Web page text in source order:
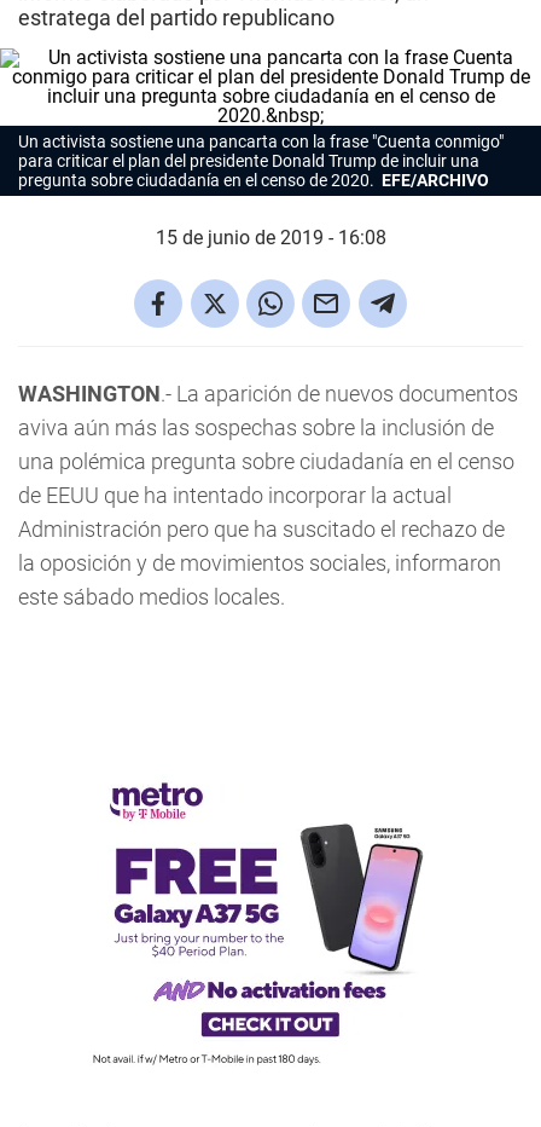
estratega del partido republicano
Un activista sostiene una pancarta con la frase "Cuenta conmigo"
para criticar el plan del presidente Donald Trump de incluir una
pregunta sobre ciudadanía en el censo de 2020. EFE/ARCHIVO
15 de junio de 2019 - 16:08
WASHINGTON.- La aparición de nuevos documentos
aviva aún más las sospechas sobre la inclusión de
una polémica pregunta sobre ciudadanía en el censo
de EEUU que ha intentado incorporar la actual
Administración pero que ha suscitado el rechazo de
la oposición y de movimientos sociales, informaron
este sábado medios locales.